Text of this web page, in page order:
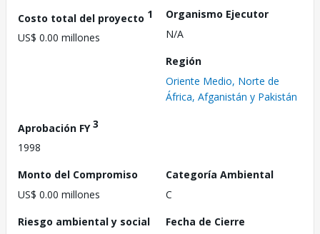
Costo total del proyecto 1
US$ 0.00 millones
Organismo Ejecutor
N/A
Región
Oriente Medio, Norte de
África, Afganistán y Pakistán
Aprobación FY3
1998
Monto del Compromiso
US$ 0.00 millones
Categoría Ambiental
C
Riesgo ambiental y social
Fecha de Cierre